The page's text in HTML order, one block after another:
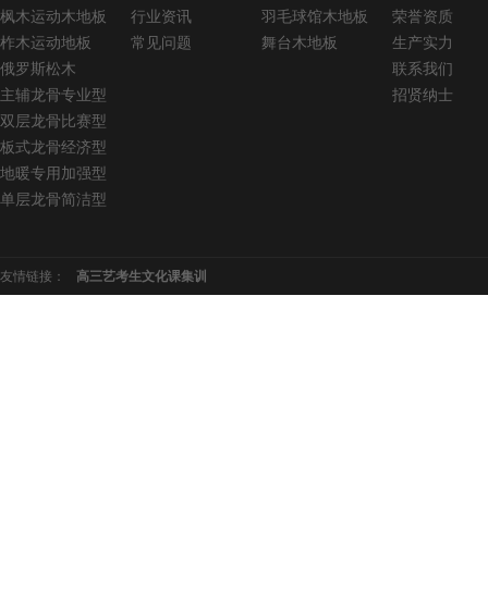
枫木运动木地板
柞木运动地板
俄罗斯松木
主辅龙骨专业型
双层龙骨比赛型
板式龙骨经济型
地暖专用加强型
单层龙骨简洁型
行业资讯
常见问题
羽毛球馆木地板
舞台木地板
荣誉资质
生产实力
联系我们
招贤纳士
友情链接： 高三艺考生文化课集训